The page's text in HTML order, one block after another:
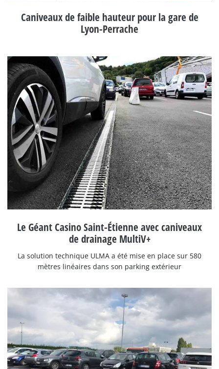
Caniveaux de faible hauteur pour la gare de
Lyon-Perrache
Le Géant Casino Saint-Étienne avec caniveaux
de drainage MultiV+
La solution technique ULMA a été mise en place sur 580
mètres linéaires dans son parking extérieur